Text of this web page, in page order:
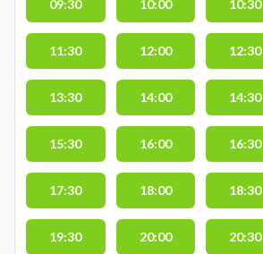
09:30 10:00 10:30
11:30 12:00 12:30
13:30 14:00 14:30
15:30 16:00 16:30
17:30 18:00 18:30
19:30 20:00 20:30